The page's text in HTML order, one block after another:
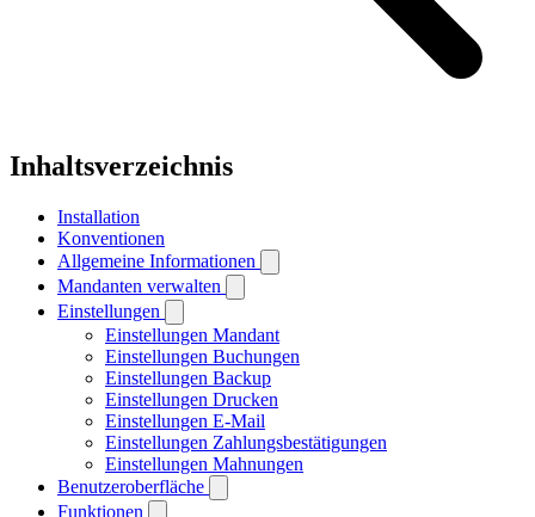
Inhaltsverzeichnis
Installation
Konventionen
Allgemeine Informationen
Mandanten verwalten
Einstellungen
Einstellungen Mandant
Einstellungen Buchungen
Einstellungen Backup
Einstellungen Drucken
Einstellungen E-Mail
Einstellungen Zahlungsbestätigungen
Einstellungen Mahnungen
Benutzeroberfläche
Funktionen